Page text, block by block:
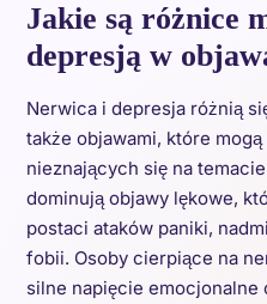
Jakie są różnice
depresją w
Nerwica i depresja różnią
także objawami, które
nieznających się na
dominują objawy lękowe,
postaci ataków paniki,
fobii. Osoby cierpiące na
silne napięcie emocjonalne